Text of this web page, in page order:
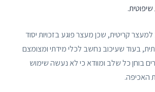
קריטית, שכן מעצר פוגע בזכויות יסוד
בעוד שעיכוב נחשב לכלי מידתי ומצומצם
בוחן כל שלב ומוודא כי לא נעשה שימוש
האכיפה.